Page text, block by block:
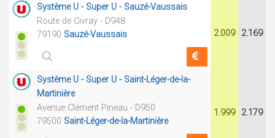
Système U - Super U - Sauzé-Vaussais
Route de Civray - D948
79190 Sauzé-Vaussais 2.009 2.169
Système U - Super U - Saint-Léger-de-la-
Martinière
Avenue Clément Pineau - D950
79500 Saint-Léger-de-la-Martinière
1.999 2.179